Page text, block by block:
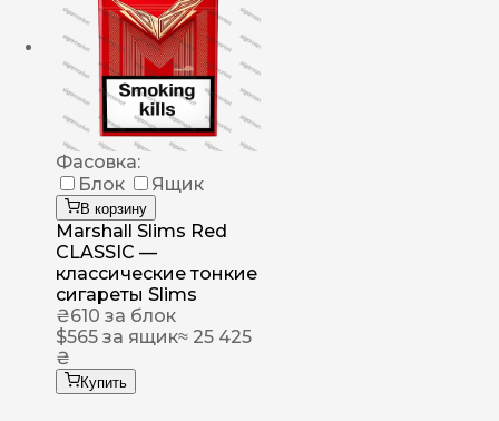
Фасовка:
Блок
Ящик
В корзину
Marshall Slims Red
CLASSIC —
классические тонкие
сигареты Slims
₴610 за блок
$565 за ящик≈ 25 425
₴
Купить